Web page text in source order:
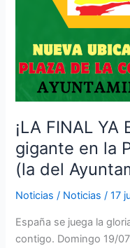
¡LA FINAL YA
gigante en la
(la del
Noticias / Noticias/17
España se juega la
contigo. Domingo 19/
del
Ayuntamiento)